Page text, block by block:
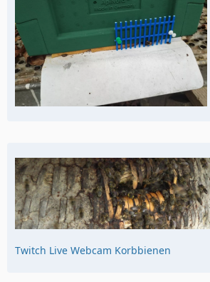
Twitch Live Webcam Korbbienen